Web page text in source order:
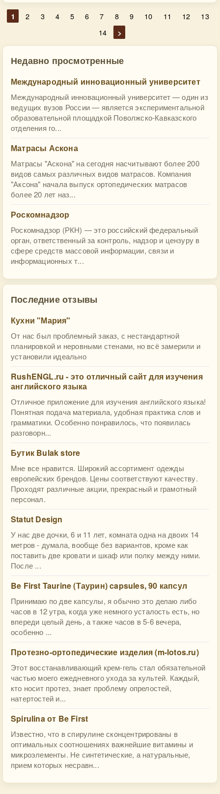
1 2 3 4 5 6 7 8 9 10 11 12
13
14
>
Недавно просмотренные
Международный инновационный университет
Международный инновационный университет — один из
ведущих вузов России — является экспериментальной
образовательной площадкой Поволжско-Кавказского
отделения го...
Матрасы Аскона
Матрасы "Аскона" на сегодня насчитывают более 200
видов самых различных видов матрасов. Компания
"Аксона" начала выпуск ортопедических матрасов
более 20 лет наз...
Роскомнадзор
Роскомнадзор (РКН) — это российский федеральный
орган, ответственный за контроль, надзор и цензуру в
сфере средств массовой информации, связи и
информационных т...
Последние отзывы
Кухни "Мария"
От нас был проблемный заказ, с нестандартной
планировкой и неровными стенами, но всё замерили и
установили идеально
RushENGL.ru - это отличный сайт для изучения
английского языка
Отличное приложение для изучения английского языка!
Понятная подача материала, удобная практика слов и
грамматики. Особенно понравилось, что появилась
разговорн...
Бутик Bulak store
Мне все нравится. Широкий ассортимент одежды
европейских брендов. Цены соответствуют качеству.
Проходят различные акции, прекрасный и грамотный
персонал.
Statut Design
У нас две дочки, 6 и 11 лет, комната одна на двоих 14
метров - думала, вообще без вариантов, кроме как
поставить две кровати и шкаф или полку между ними.
После ...
Be First Taurine (Таурин) capsules, 90 капсул
Принимаю по две капсулы, я обычно это делаю либо
часов в 12 утра, когда уже немного усталость есть, но
впереди целый день, а также часов в 5-6 вечера,
особенно ...
Протезно-ортопедические изделия (m-lotos.ru)
Этот восстанавливающий крем-гель стал обязательной
частью моего ежедневного ухода за культей. Каждый,
кто носит протез, знает проблему опрелостей,
натертостей и...
Spirulina от Be First
Известно, что в спирулине сконцентрированы в
оптимальных соотношениях важнейшие витамины и
микроэлементы. Не синтетические, а натуральные,
прием которых несравн...